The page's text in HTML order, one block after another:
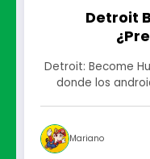
Detroit
Detroit: Become
donde los
Mariano